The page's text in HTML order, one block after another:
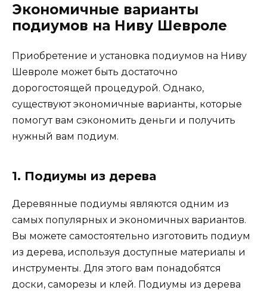
Экономичные варианты
подиумов на Ниву Шевроле
Приобретение и установка подиумов на Ниву
Шевроле может быть достаточно
дорогостоящей процедурой. Однако,
существуют экономичные варианты, которые
помогут вам сэкономить деньги и получить
нужный вам подиум.
1. Подиумы из дерева
Деревянные подиумы являются одним из
самых популярных и экономичных вариантов.
Вы можете самостоятельно изготовить подиум
из дерева, используя доступные материалы и
инструменты. Для этого вам понадобятся
доски, саморезы и клей. Подиумы из дерева